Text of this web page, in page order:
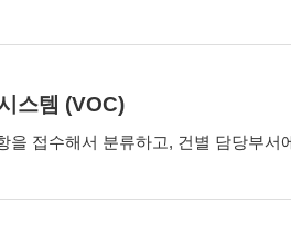
스템 (VOC)
을 접수해서 분류하고, 건별 담당부